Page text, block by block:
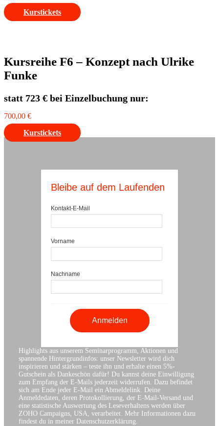
Kurstickets
Kursreihe F6 – Konzept nach Ulrike
Funke
statt 723 € bei Einzelbuchung nur:
700,00 €
Kurstickets
Bleibe auf dem Laufenden
Kontakt-E-Mail
Vorname
Nachname
Highlights aus unserem Seminarprogramm, Aktionen und
spannende Hintergrundinfos: unser Newsletter wird dich
inspirieren und stärken – teste ihn und erhalte einen 5%-
Gutschein als Dankeschön dafür! Du kannst deine Einwilligung
zum Empfang der E-Mails jederzeit widerrufen. Dazu befindet
sich am Ende jeder E-Mail ein Abmeldelink. Deine
Anmeldedaten, deren Protokollierung, der E-Mail-Versand und
eine statistische Auswertung des Leseverhaltens werden über
ZOHO Campaigns, USA, verarbeitet. Mehr Informationen dazu
findest du in meiner Datenschutzerklärung.